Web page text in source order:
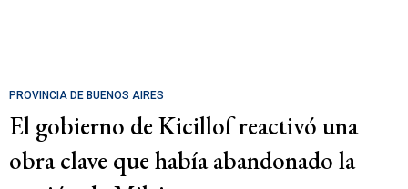
PROVINCIA DE BUENOS AIRES
El gobierno de Kicillof reactivó una
obra clave que había abandonado la